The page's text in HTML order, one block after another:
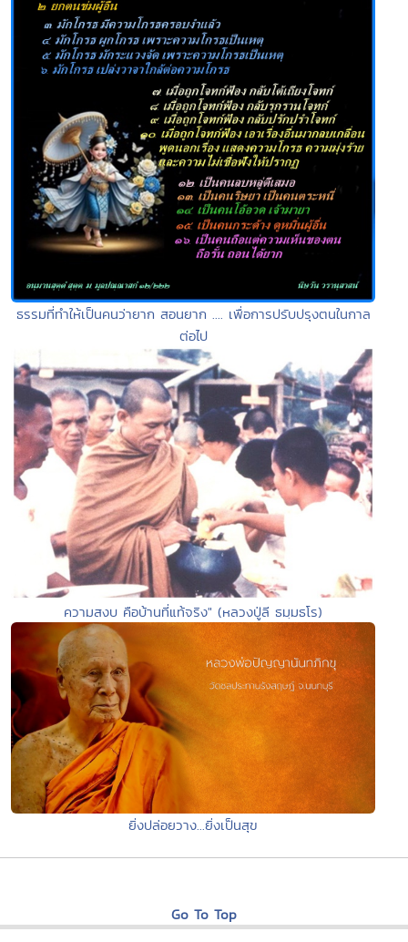
ธรรมที่ทำให้เป็นคนว่ายาก สอนยาก .... เพื่อการปรับปรุงตนในกาล
ต่อไป
ความสงบ คือบ้านที่แท้จริง" (หลวงปู่ลี ธมฺมธโร)
ยิ่งปล่อยวาง...ยิ่งเป็นสุข
Go To Top